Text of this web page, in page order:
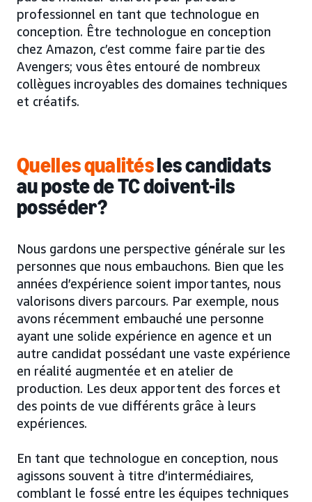
professionnel en tant que technologue en
conception. Être technologue en conception
chez Amazon, c’est comme faire partie des
Avengers; vous êtes entouré de nombreux
collègues incroyables des domaines techniques
et créatifs.
Quelles qualitésles candidats
au poste de TC doivent-ils
posséder?
Nous gardons une perspective générale sur les
personnes que nous embauchons. Bien que les
années d’expérience soient importantes, nous
valorisons divers parcours. Par exemple, nous
avons récemment embauché une personne
ayant une solide expérience en agence et un
autre candidat possédant une vaste expérience
en réalité augmentée et en atelier de
production. Les deux apportent des forces et
des points de vue différents grâce à leurs
expériences.
En tant que technologue en conception, nous
agissons souvent à titre d’intermédiaires,
comblant le fossé entre les équipes techniques